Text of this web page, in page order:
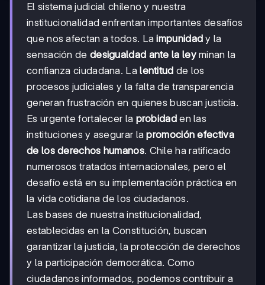
El sistema judicial chileno y nuestra
institucionalidad enfrentan importantes desafíos
que nos afectan a todos. Laimpunidad y la
sensación de desigualdad ante la leyminan la
confianza ciudadana. Lalentitud de los
procesos judiciales y la falta de transparencia
generan frustración en quienes buscan justicia.
Es urgente fortalecer la probidaden las
instituciones y asegurar lapromoción efectiva
de los derechos humanos. Chile ha ratificado
numerosos tratados internacionales, pero el
desafío está en su implementación práctica en
la vida cotidiana de los ciudadanos.
Las bases de nuestra institucionalidad,
establecidas en la Constitución, buscan
garantizar la justicia, la protección de derechos
y la participación democrática. Como
ciudadanos informados, podemos contribuir a